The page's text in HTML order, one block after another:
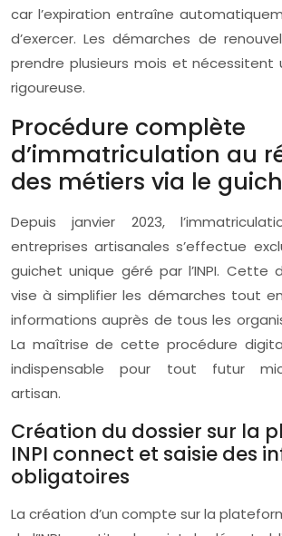
car l’expiration entraîne
d’exercer. Les démarches de
prendre plusieurs mois et nécessitent
rigoureuse.
Procédure complète
d’immatriculation au
des métiers via le
Depuis janvier 2023,
entreprises artisanales s’effectue
guichet unique géré par l’INPI. Cette
vise à simplifier les démarches tout
informations auprès de tous les
La maîtrise de cette procédure
indispensable pour tout futur
artisan.
Création du dossier sur la
INPI connect et saisie des
obligatoires
La création d’un compte sur la